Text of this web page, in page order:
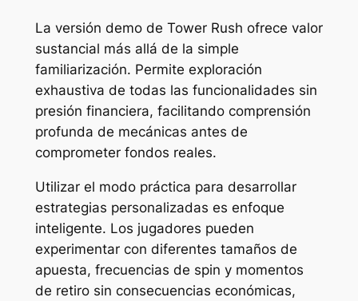
La versión demo de Tower Rush ofrece valor
sustancial más allá de la simple
familiarización. Permite exploración
exhaustiva de todas las funcionalidades sin
presión financiera, facilitando comprensión
profunda de mecánicas antes de
comprometer fondos reales.
Utilizar el modo práctica para desarrollar
estrategias personalizadas es enfoque
inteligente. Los jugadores pueden
experimentar con diferentes tamaños de
apuesta, frecuencias de spin y momentos
de retiro sin consecuencias económicas,